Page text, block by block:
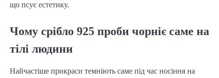
що псує естетику.
Чому срібло 925 проби чорніє саме на
тілі людини
Найчастіше прикраси темніють саме під час носіння на